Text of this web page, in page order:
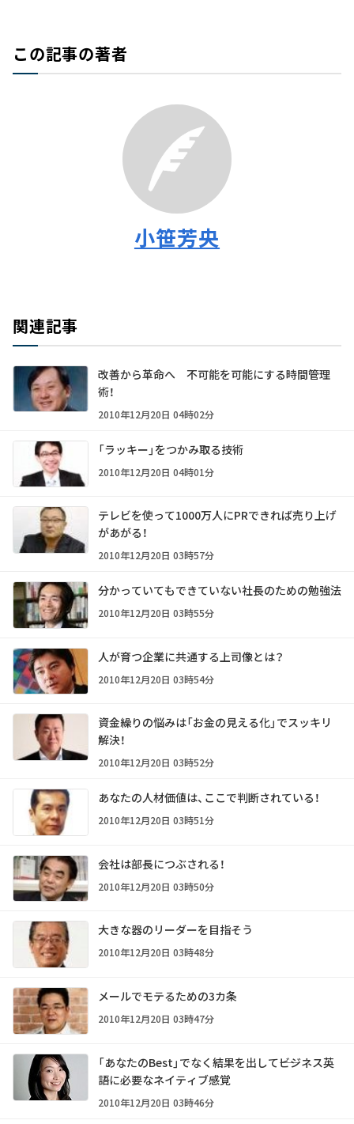
この記事の著者
小笹芳央
関連記事
改善から革命へ 不可能を可能にする時間管理
術！
2010年12月20日 04時02分
「ラッキー」をつかみ取る技術
2010年12月20日 04時01分
テレビを使って1000万人にPRできれば売り上げ
があがる！
2010年12月20日 03時57分
分かっていてもできていない社長のための勉強法
2010年12月20日 03時55分
人が育つ企業に共通する上司像とは？
2010年12月20日 03時54分
資金繰りの悩みは「お金の見える化」でスッキリ
解決！
2010年12月20日 03時52分
あなたの人材価値は、ここで判断されている！
2010年12月20日 03時51分
会社は部長につぶされる！
2010年12月20日 03時50分
大きな器のリーダーを目指そう
2010年12月20日 03時48分
メールでモテるための3カ条
2010年12月20日 03時47分
「あなたのBest」でなく結果を出して――ビジネス英
語に必要なネイティブ感覚
2010年12月20日 03時46分